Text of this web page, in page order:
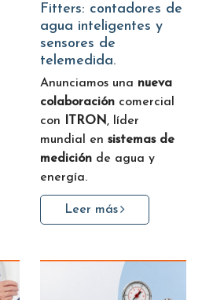
Fitters: contadores de
agua inteligentes y
sensores de
telemedida.
Anunciamos una nueva
colaboración comercial
con
ITRON, líder
mundial en sistemas de
medición de agua y
energía.
Leer más